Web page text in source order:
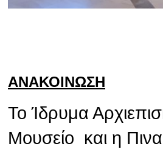
ΑΝΑΚΟΙΝΩΣΗ
Το Ίδρυμα
Μουσείο και η